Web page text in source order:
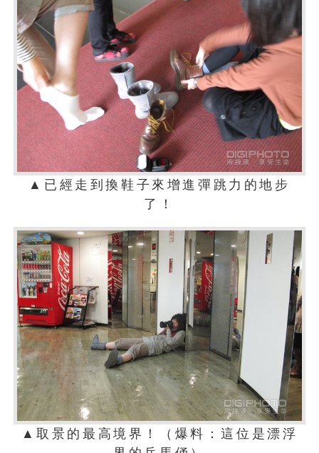
▲已經走到換鞋子來增進彈跳力的地步
了！
▲取景的最高境界！（爆料：這位是漂浮